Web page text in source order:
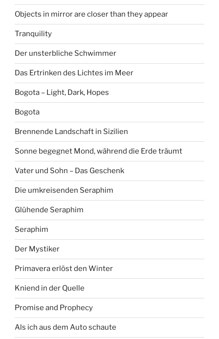
Objects in mirror are closer than they appear
Tranquility
Der unsterbliche Schwimmer
Das Ertrinken des Lichtes im Meer
Bogota – Light, Dark, Hopes
Bogota
Brennende Landschaft in Sizilien
Sonne begegnet Mond, während die Erde träumt
Vater und Sohn – Das Geschenk
Die umkreisenden Seraphim
Glühende Seraphim
Seraphim
Der Mystiker
Primavera erlöst den Winter
Kniend in der Quelle
Promise and Prophecy
Als ich aus dem Auto schaute